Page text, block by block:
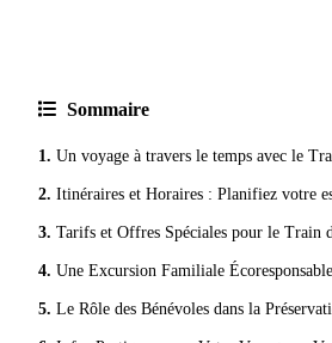
Sommaire
Un voyage à travers le temps avec le
Itinéraires et Horaires : Planifiez votre
Tarifs et Offres Spéciales pour le Train
Une Excursion Familiale Écoresponsable
Le Rôle des Bénévoles dans la